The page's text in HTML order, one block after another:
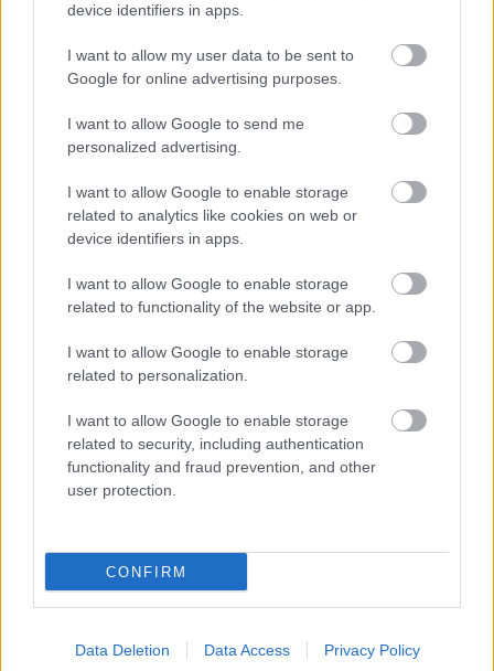
device identifiers in apps.
I want to allow my user data to be sent to
Google for online advertising purposes.
I want to allow Google to send me
personalized advertising.
I want to allow Google to enable storage
related to analytics like cookies on web or
device identifiers in apps.
I want to allow Google to enable storage
related to functionality of the website or app.
I want to allow Google to enable storage
related to personalization.
I want to allow Google to enable storage
related to security, including authentication
functionality and fraud prevention, and other
user protection.
CONFIRM
Data Deletion Data Access Privacy Policy